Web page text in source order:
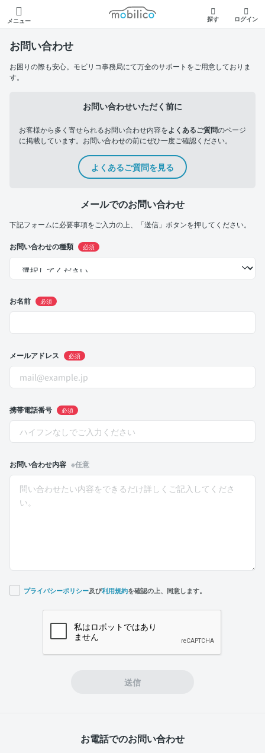
メニュー
モビリコ
探す ログイン
お問い合わせ
お困りの際も安心。モビリコ事務局にて万全のサポートをご用意しておりま
す。
お問い合わせいただく前に
お客様から多く寄せられるお問い合わせ内容をよくあるご質問のページ
に掲載しています。お問い合わせの前にぜひ一度ご確認ください。
よくあるご質問を見る
メールでのお問い合わせ
下記フォームに必要事項をご入力の上、「送信」ボタンを押してください。
お問い合わせの種類 必須
お名前 必須
メールアドレス 必須
携帯電話番号 必須
お問い合わせ内容 ※任意
プライバシーポリシー及び利用規約を確認の上、同意します。
送信
お電話でのお問い合わせ